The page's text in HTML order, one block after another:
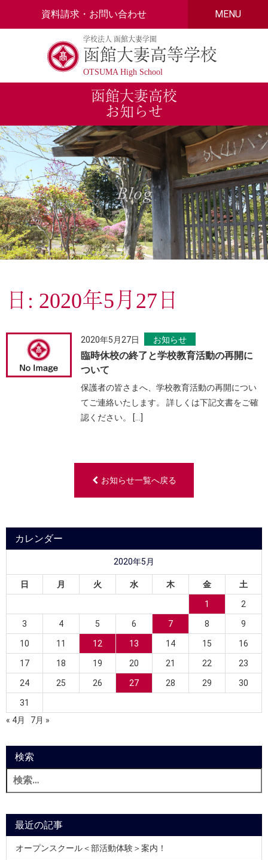
学校法人 函館大妻学園
函館大妻高等学校
OTSUMA High School
資料請求・お問い合わせ MENU
函館大妻高校
お知らせ
日: 2020年5月27日
2020年5月27日 お知らせ
臨時休校の終了と学校教育活動の再開に
ついて
保護者の皆さまへ、学校教育活動の再開につい
てご連絡いたします。 詳しくは下記文書をご確
認ください。 […]
お知らせ一覧へ戻る
カレンダー
2020年5月
日 月 火 水 木 金 土
1 2
3 4 5 6 7 8 9
10 11 12 13 14 15 16
17 18 19 20 21 22 23
24 25 26 27 28 29 30
31
« 4月
7月 »
検索
最近の記事
オープンスクール＜部活動体験＞案内！